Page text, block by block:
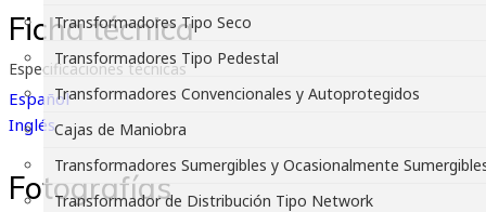
Transformadores Tipo Seco
Transformadores Tipo Pedestal
Transformadores Convencionales y Autoprotegidos
Cajas de Maniobra
Transformadores Sumergibles y Ocasionalmente
Transformador de Distribución Tipo Network
Ficha técnica
Especificaciones técnicas
Español
Inglés
Fotografías